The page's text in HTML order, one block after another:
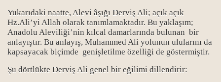
Yukarıdaki naatte, Alevi âşığı Derviş Ali; açık açık
Hz.Ali’yi Allah olarak tanımlamaktadır. Bu yaklaşım;
Anadolu Aleviliği’nin kılcal damarlarında bulunan bir
anlayıştır. Bu anlayış, Muhammed Ali yolunun ulularını da
kapsayacak biçimde genişletilme özelliği de göstermiştir.
Şu dörtlükte Derviş Ali genel bir eğilimi dillendirir: